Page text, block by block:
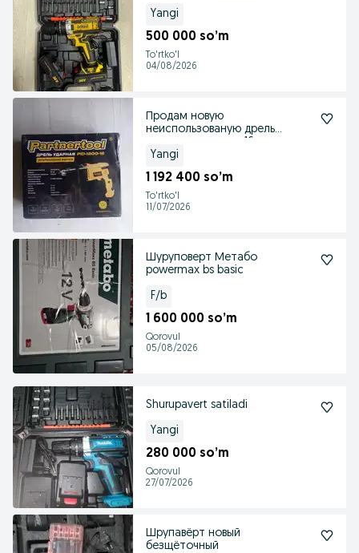
Yangi
500 000 so’m
To'rtko'l
04/08/2026
Продам новую
неиспользованую дрель
Yangi
1 192 400 so’m
To'rtko'l
11/07/2026
Шуруповерт Метабо
powermax bs basic
F/b
1 600 000 so’m
Qorovul
05/08/2026
Shurupavert satiladi
Yangi
280 000 so’m
Qorovul
27/07/2026
Шрупавёрт новый
безщёточный